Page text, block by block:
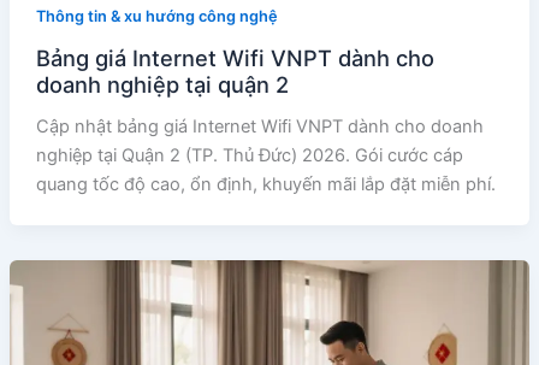
Thông tin & xu hướng công nghệ
Bảng giá Internet Wifi VNPT dành cho
doanh nghiệp tại quận 2
Cập nhật bảng giá Internet Wifi VNPT dành cho doanh
nghiệp tại Quận 2 (TP. Thủ Đức) 2026. Gói cước cáp
quang tốc độ cao, ổn định, khuyến mãi lắp đặt miễn phí.